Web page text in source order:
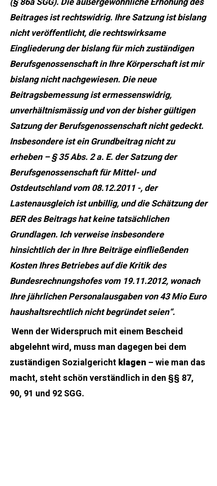
Beitrages ist rechtswidrig. Ihre Satzung ist bislang
nicht veröffentlicht, die rechtswirksame
Eingliederung der bislang für mich zuständigen
Berufsgenossenschaft in Ihre Körperschaft ist mir
bislang nicht nachgewiesen. Die neue
Beitragsbemessung ist ermessenswidrig,
unverhältnismässig und von der bisher gültigen
Satzung der Berufsgenossenschaft nicht gedeckt.
Insbesondere ist ein Grundbeitrag nicht zu
erheben – § 35 Abs. 2 a. E. der Satzung der
Berufsgenossenschaft für Mittel- und
Ostdeutschland vom 08.12.2011 -, der
Lastenausgleich ist unbillig, und die Schätzung der
BER des Beitrags hat keine tatsächlichen
Grundlagen. Ich verweise insbesondere
hinsichtlich der in Ihre Beiträge einfließenden
Kosten Ihres Betriebes auf die Kritik des
Bundesrechnungshofes vom 19.11.2012, wonach
Ihre jährlichen Personalausgaben von 43 Mio Euro
haushaltsrechtlich nicht begründet seien“.
Wenn der Widerspruch mit einem Bescheid
abgelehnt wird, muss man dagegen bei dem
zuständigen Sozialgericht klagen – wie man das
macht, steht schön verständlich in den §§ 87,
90, 91 und 92 SGG.